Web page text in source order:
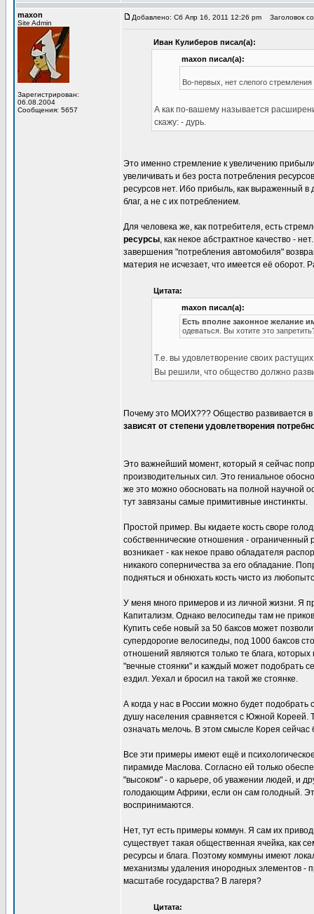
maxon
Site Admin
Зарегистрирован:
06.08.2004
Сообщения: 5657
Добавлено: Сб Апр 16, 2011 12:26 pm Заголовок
Иван Кулиберов писал(а):
maxon писал(а):
Во-первых, нет слепого
А как по-вашему называется
скажу: - дурь.
Это именно стремление к увеличению
увеличивать и без роста потребления
ресурсов нет. Ибо прибыль, как выраженный в
благ, а не с их потреблением.
Для человека же, как потребителя, есть
ресурсы, как некое абстрактное качество -
завершения "потребления автомобиля"
материя не исчезает, что имеется её оборот.
Цитата:
maxon писал(а):
Есть вполне законное желание
одеваться. Вы хотите это
Т.е. вы удовлетворение своих
Вы решили, что общество должно
Почему это МОИХ??? Общество развивается
зависят от степени удовлетворения
Это важнейший момент, который я сейчас
производительных сил. Это гениальное
же это можно обосновать на полной научной
тут завязаны самые примитивные инстинкты.
Простой пример. Вы кидаете кость своре
собственнические отношения - ограниченный
возникает - как некое право обладателя
никакого соперничества за его обладание.
подняться и обнюхать кость чисто из
У меня много примеров и из личной жизни. Я
Капитализм. Однако велосипеды там не
Купить себе новый за 50 баксов может
супердорогие велосипеды, под 1000 баксов
отношений являются только те блага,
"вечные стоянки" и каждый может подобрать
ездил. Уехал и бросил на такой же стоянке.
А когда у нас в России можно будет подобрать
душу населения сравняется с Южной Кореей.
означать мелочь. В этом смысле Корея сейчас
Все эти примеры имеют ещё и
пирамиде Маслова. Согласно ей только
"высоком" - о карьере, об уважении людей, и
голодающим Африки, если он сам голодный.
воспринимаются.
Нет, тут есть примеры коммун. Я сам их
существует такая общественная ячейка, как
ресурсы и блага. Поэтому коммуны имеют
механизмы удаления инородных элементов -
масштабе государства? В лагеря?
Цитата: